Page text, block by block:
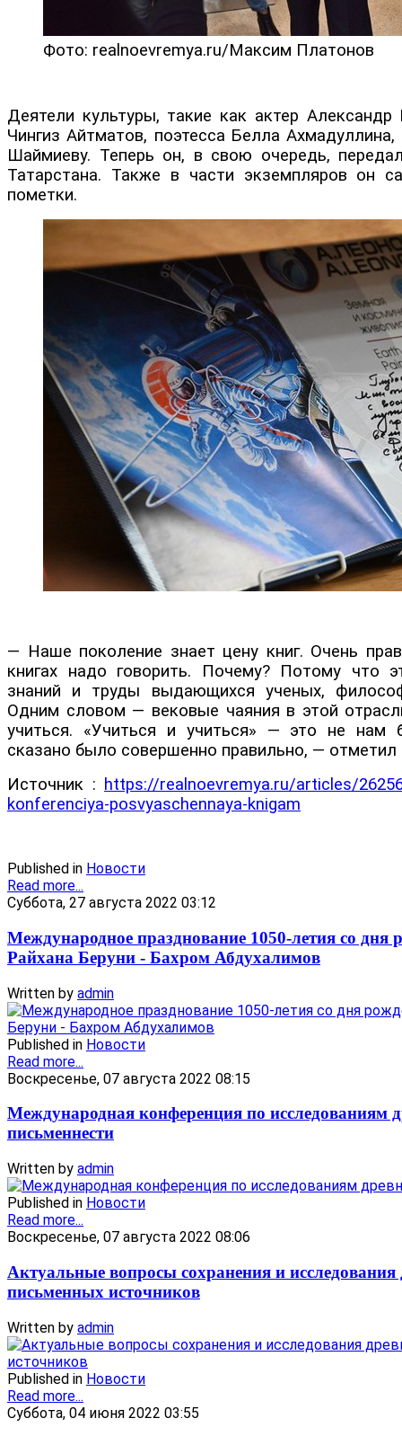
Фото: realnoevremya.ru/Максим Платонов
Деятели культуры, такие как актер Александр
Чингиз Айтматов, поэтесса Белла Ахмадуллина,
Шаймиеву. Теперь он, в свою очередь,
Татарстана. Также в части экземпляров он
пометки.
— Наше поколение знает цену книг. Очень
книгах надо говорить. Почему? Потому что
знаний и труды выдающихся ученых,
Одним словом — вековые чаяния в этой
учиться. «Учиться и учиться» — это не нам
сказано было совершенно правильно, —
Источник : https://realnoevremya.ru/articles/
konferenciya-posvyaschennaya-knigam
Published in Новости
Read more...
Суббота, 27 августа 2022 03:12
Международное празднование 1050-летия со дня
Райхана Беруни - Бахром Абдухалимов
Written by admin
Published in Новости
Read more...
Воскресенье, 07 августа 2022 08:15
Международная конференция по исследованиям
письменнести
Written by admin
Published in Новости
Read more...
Воскресенье, 07 августа 2022 08:06
Актуальные вопросы сохранения и исследования
письменных источников
Written by admin
Published in Новости
Read more...
Суббота, 04 июня 2022 03:55